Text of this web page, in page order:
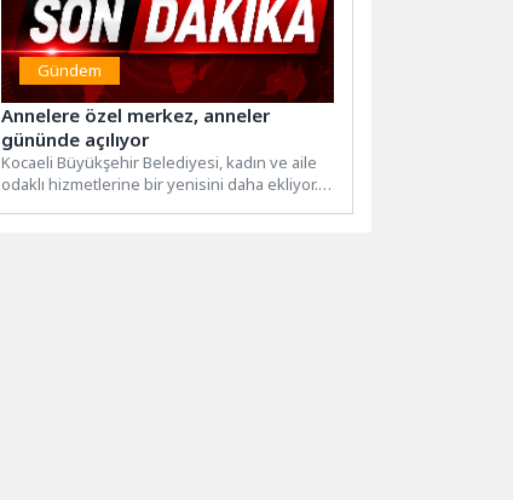
Gündem
Annelere özel merkez, anneler
gününde açılıyor
Kocaeli Büyükşehir Belediyesi, kadın ve aile
odaklı hizmetlerine bir yenisini daha ekliyor.